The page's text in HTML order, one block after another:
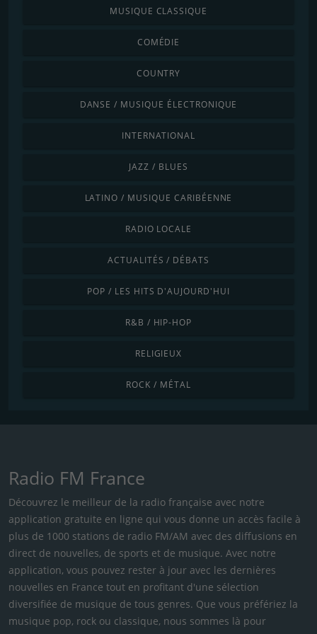
MUSIQUE CLASSIQUE
COMÉDIE
COUNTRY
DANSE / MUSIQUE ÉLECTRONIQUE
INTERNATIONAL
JAZZ / BLUES
LATINO / MUSIQUE CARIBÉENNE
RADIO LOCALE
ACTUALITÉS / DÉBATS
POP / LES HITS D'AUJOURD'HUI
R&B / HIP-HOP
RELIGIEUX
ROCK / MÉTAL
Radio FM France
Découvrez le meilleur de la radio française avec notre
application gratuite en ligne qui vous donne un accès facile à
plus de 1000 stations de radio FM/AM avec des diffusions en
direct de nouvelles, de sports et de musique. Avec notre
application, vous pouvez rester à jour avec les dernières
nouvelles en France tout en profitant d'une sélection
diversifiée de musique de tous genres. Que vous préfériez la
musique pop, rock ou classique, nous sommes là pour